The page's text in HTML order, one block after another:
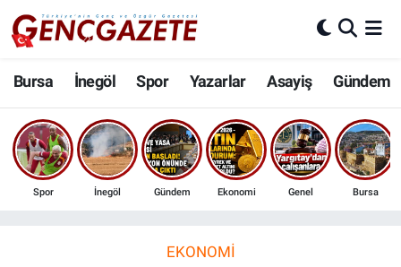
Bursa İnegöl Spor Yazarlar Asayiş Gündem
Spor İnegöl Gündem Ekonomi Genel Bursa
EKONOMI
Bursa
İnegöl
3.SAYFA
Nöbetçi Eczaneler
Hava Durumu
Trafik Durumu